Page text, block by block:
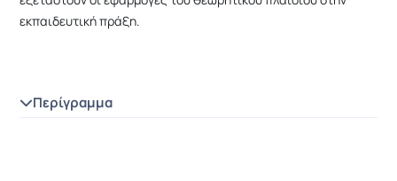
εκπαιδευτική πράξη.
Περίγραμμα